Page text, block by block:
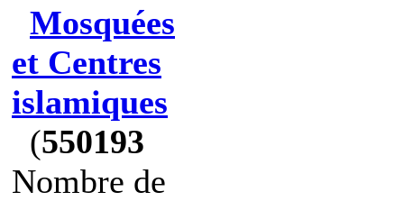
Mosquées
et Centres
islamiques
(550193
Nombre de